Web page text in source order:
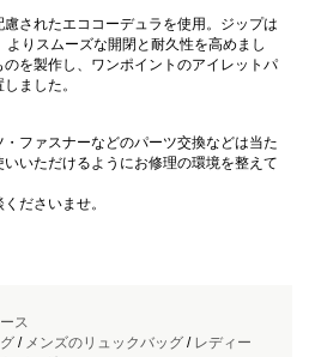
されたエココーデュラを使用。ジップは
りスムーズな開閉と耐久性を高めまし
を製作し、ワンポイントのアイレットパ
ました。
ファスナーなどのパーツ交換などは当た
いただけるようにお修理の環境を整えて
ださいませ。
ス
/ メンズのリュックバッグ/ レディー